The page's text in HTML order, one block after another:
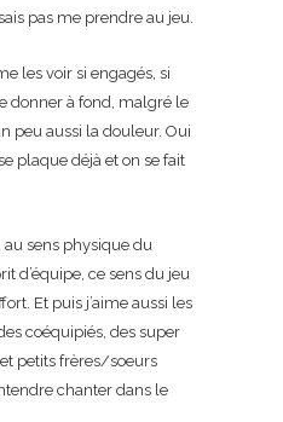
pas me prendre au jeu.
les voir si engagés, si
donner à fond, malgré le
peu aussi la douleur. Oui
plaque déjà et on se fait
au sens physique du
d’équipe, ce sens du jeu
Et puis j’aime aussi les
coéquipiés, des super
petits frères/soeurs
chanter dans le